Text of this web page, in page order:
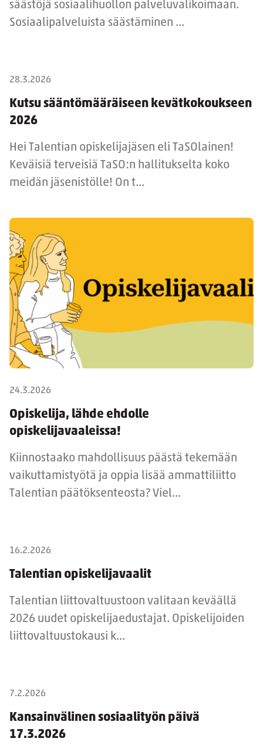
säästöjä sosiaalihuollon palveluvalikoimaan.
Sosiaalipalveluista säästäminen ...
28.3.2026
Kutsu sääntömääräiseen kevätkokoukseen
2026
Hei Talentian opiskelijajäsen eli TaSOlainen!
Keväisiä terveisiä TaSO:n hallitukselta koko
meidän jäsenistölle! On t...
24.3.2026
Opiskelija, lähde ehdolle
opiskelijavaaleissa!
Kiinnostaako mahdollisuus päästä tekemään
vaikuttamistyötä ja oppia lisää ammattiliitto
Talentian päätöksenteosta? Viel...
16.2.2026
Talentian opiskelijavaalit
Talentian liittovaltuustoon valitaan keväällä
2026 uudet opiskelijaedustajat. Opiskelijoiden
liittovaltuustokausi k...
7.2.2026
Kansainvälinen sosiaalityön päivä
17.3.2026